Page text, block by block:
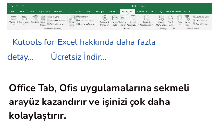
Kutools for Excel hakkında daha fazla
detay...
Ücretsiz İndir...
Office Tab, Ofis uygulamalarına sekmeli
arayüz kazandırır ve işinizi çok daha
kolaylaştırır.